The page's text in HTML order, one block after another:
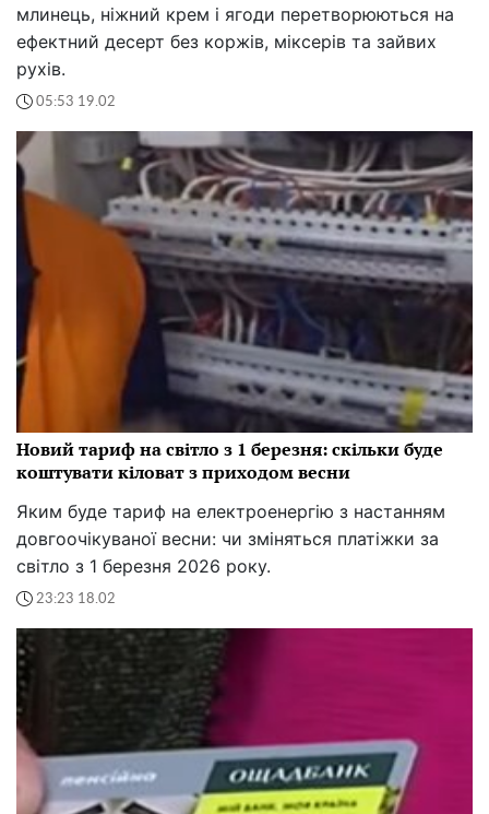
млинець, ніжний крем і ягоди перетворюються на
ефектний десерт без коржів, міксерів та зайвих
рухів.
05:53 19.02
Новий тариф на світло з 1 березня: скільки буде
коштувати кіловат з приходом весни
Яким буде тариф на електроенергію з настанням
довгоочікуваної весни: чи зміняться платіжки за
світло з 1 березня 2026 року.
23:23 18.02